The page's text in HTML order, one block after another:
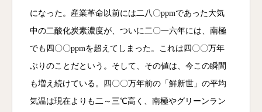
になった。産業革命以前には二八〇ppmであった大気
中の二酸化炭素濃度が、ついに二〇一六年には、南極
でも四〇〇ppmを超えてしまった。これは四〇〇万年
ぶりのことだという。そして、その値は、今この瞬間
も増え続けている。四〇〇万年前の「鮮新世」の平均
気温は現在よりも二～三℃高く、南極やグリーンラン